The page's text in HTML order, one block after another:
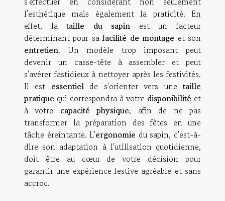
l'esthétique mais également la praticité. En
effet, lataille du sapin est un facteur
déterminant pour safacilité de montage et son
entretien. Un modèle trop imposant peut
devenir un casse-tête à assembler et peut
s'avérer fastidieux à nettoyer après les festivités.
Il est essentielde s'orienter vers unetaille
pratique qui correspondra à votre disponibilité et
à votre capacité physique, afin de ne pas
transformer la préparation des fêtes en une
tâche éreintante. L'ergonomie du sapin, c'est-à-
dire son adaptation à l'utilisation quotidienne,
doit être au cœur de votre décision pour
garantir une expérience festive agréable et sans
accroc.